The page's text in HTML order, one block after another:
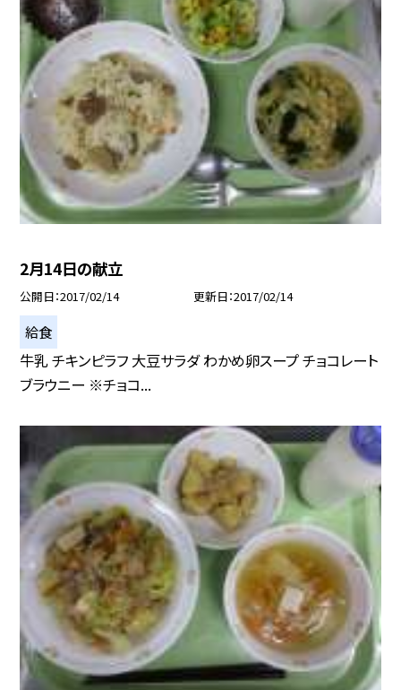
2月14日の献立
公開日 2017/02/14 更新日 2017/02/14
給食
牛乳 チキンピラフ 大豆サラダ わかめ卵スープ チョコレート
ブラウニー ※チョコ...